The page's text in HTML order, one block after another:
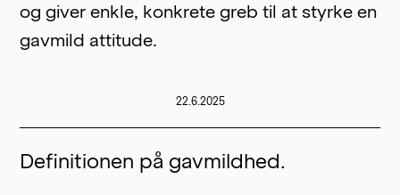
og giver enkle, konkrete greb til at styrke en
gavmild attitude.
22.6.2025
Definitionen på gavmildhed.